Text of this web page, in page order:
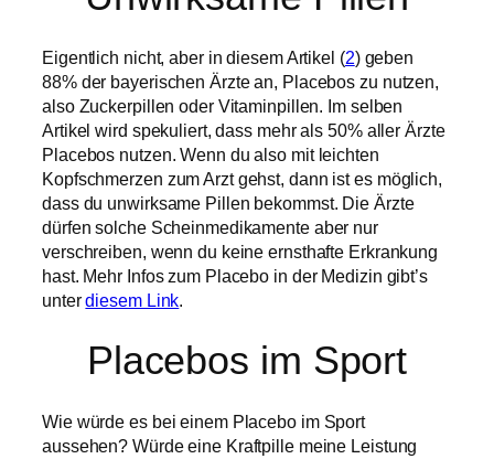
Eigentlich nicht, aber in diesem Artikel (2) geben
88% der bayerischen Ärzte an, Placebos zu nutzen,
also Zuckerpillen oder Vitaminpillen. Im selben
Artikel wird spekuliert, dass mehr als 50% aller Ärzte
Placebos nutzen. Wenn du also mit leichten
Kopfschmerzen zum Arzt gehst, dann ist es möglich,
dass du unwirksame Pillen bekommst. Die Ärzte
dürfen solche Scheinmedikamente aber nur
verschreiben, wenn du keine ernsthafte Erkrankung
hast. Mehr Infos zum Placebo in der Medizin gibt’s
unterdiesem Link.
Placebos im Sport
Wie würde es bei einem Placebo im Sport
aussehen? Würde eine Kraftpille meine Leistung